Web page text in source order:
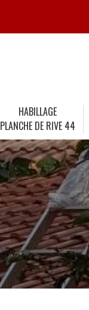
HABILLAGE
PLANCHE DE RIVE 44